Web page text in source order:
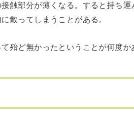
触部分が薄くなる。すると持ち運
散ってしまうことがある。
殆ど無かったということが何度か